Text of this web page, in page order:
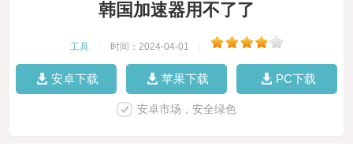
韩国加速器用不了了
工具 时间：2024-04-01
安卓下载 苹果下载 PC下载
安卓市场，安全绿色